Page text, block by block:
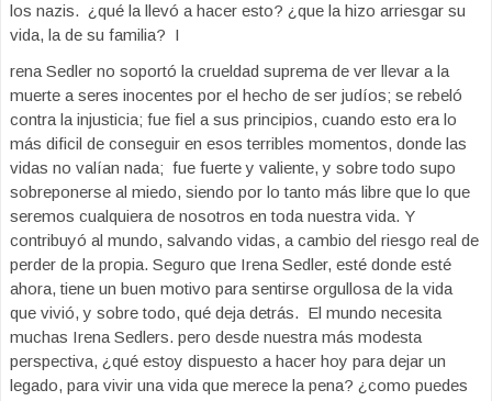
los nazis. ¿qué la llevó a hacer esto? ¿que la hizo arriesgar su
vida, la de su familia? I
rena Sedler no soportó la crueldad suprema de ver llevar a la
muerte a seres inocentes por el hecho de ser judíos; se rebeló
contra la injusticia; fue fiel a sus principios, cuando esto era lo
más dificil de conseguir en esos terribles momentos, donde las
vidas no valían nada; fue fuerte y valiente, y sobre todo supo
sobreponerse al miedo, siendo por lo tanto más libre que lo que
seremos cualquiera de nosotros en toda nuestra vida. Y
contribuyó al mundo, salvando vidas, a cambio del riesgo real de
perder de la propia. Seguro que Irena Sedler, esté donde esté
ahora, tiene un buen motivo para sentirse orgullosa de la vida
que vivió, y sobre todo, qué deja detrás. El mundo necesita
muchas Irena Sedlers. pero desde nuestra más modesta
perspectiva, ¿qué estoy dispuesto a hacer hoy para dejar un
legado, para vivir una vida que merece la pena? ¿como puedes